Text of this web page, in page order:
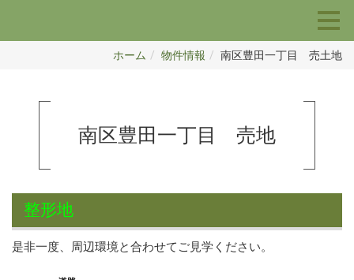
ホーム 物件情報 南区豊田一丁目 売土地
南区豊田一丁目 売地
整形地
是非一度、周辺環境と合わせてご見学ください。